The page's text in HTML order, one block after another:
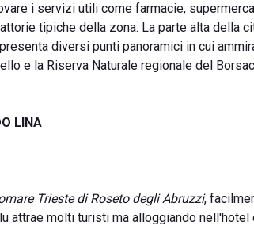
i servizi utili come farmacie,
tipiche della zona. La parte alta della
diversi punti panoramici in cui
e la Riserva Naturale regionale del
LINA
Trieste di Roseto degli Abruzzi,
attrae molti turisti ma alloggiando